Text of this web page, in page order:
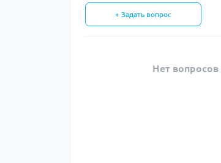
+ Задать вопрос
Нет вопросов